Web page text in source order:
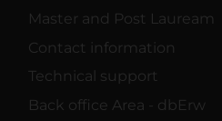
Master and Post Lauream
Contact information
Technical support
Back office Area - dbErw